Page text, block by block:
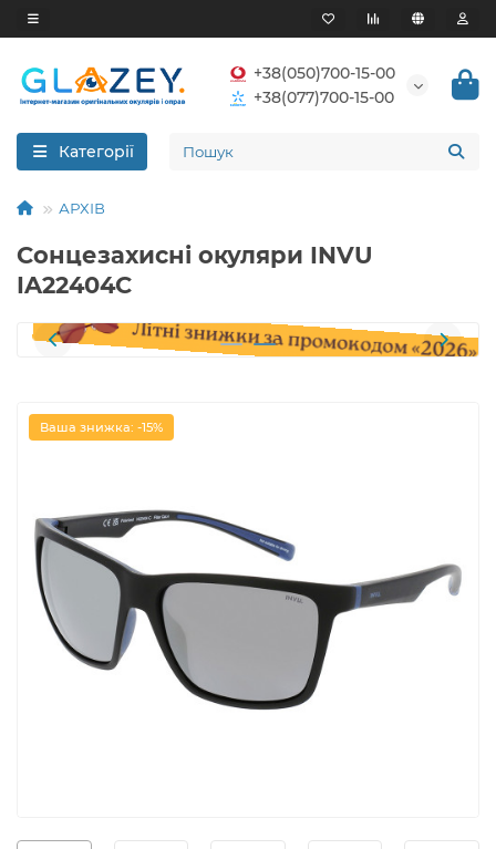
+38(050)700-15-00
+38(077)700-15-00
Категорії
АРХІВ
Сонцезахисні окуляри INVU
IA22404C
Ваша знижка: -15%